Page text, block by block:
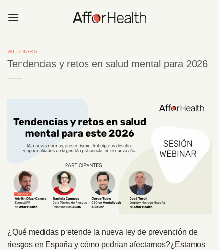
WEBINARS
Tendencias y retos en salud mental para 2026
¿Qué medidas pretende la nueva ley de prevención de
riesgos en España y cómo podrían afectarnos?¿Estamos